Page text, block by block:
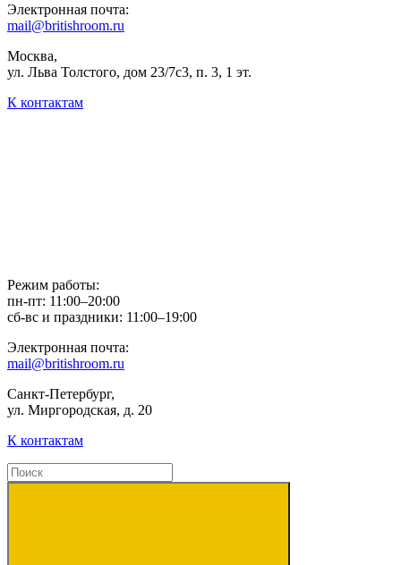
Электронная почта:
mail@britishroom.ru
Москва,
ул. Льва Толстого, дом 23/7c3, п. 3, 1 эт.
К контактам
Режим работы:
пн-пт: 11:00–20:00
сб-вс и праздники: 11:00–19:00
Электронная почта:
mail@britishroom.ru
Санкт-Петербург,
ул. Миргородская, д. 20
К контактам